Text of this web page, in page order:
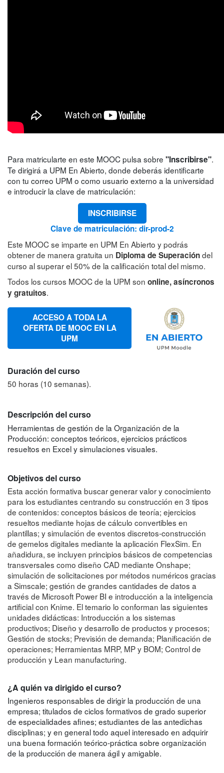
Para matricularte en este MOOC pulsa sobre "Inscribirse".
Te dirigirá a UPM En Abierto, donde deberás identificarte
con tu correo UPM o como usuario externo a la universidad
e introducir la clave de matriculación:
INSCRIBIRSE
Clave de matriculación: dir-prod-2
Este MOOC se imparte en UPM En Abierto y podrás
obtener de manera gratuita un Diploma de Superacióndel
curso al superar el 50% de la calificación total del mismo.
Todos los cursos MOOC de la UPM son online, asíncronos
y gratuitos.
ACCESO A TODA LA
OFERTA DE MOOC EN LA
UPM
Duración del curso
50 horas (10 semanas).
Descripción del curso
Herramientas de gestión de la Organización de la
Producción: conceptos teóricos, ejercicios prácticos
resueltos en Excel y simulaciones visuales.
Objetivos del curso
Esta acción formativa buscar generar valor y conocimiento
para los estudiantes centrando su construcción en 3 tipos
de contenidos: conceptos básicos de teoría; ejercicios
resueltos mediante hojas de cálculo convertibles en
plantillas; y simulación de eventos discretos-construcción
de gemelos digitales mediante la aplicación FlexSim. En
añadidura, se incluyen principios básicos de competencias
transversales como diseño CAD mediante Onshape;
simulación de solicitaciones por métodos numéricos gracias
a Simscale; gestión de grandes cantidades de datos a
través de Microsoft Power BI e introducción a la inteligencia
artificial con Knime. El temario lo conforman las siguientes
unidades didácticas: Introducción a los sistemas
productivos; Diseño y desarrollo de productos y procesos;
Gestión de stocks; Previsión de demanda; Planificación de
operaciones; Herramientas MRP, MP y BOM; Control de
producción y Lean manufacturing.
¿A quién va dirigido el curso?
Ingenieros responsables de dirigir la producción de una
empresa; titulados de ciclos formativos de grado superior
de especialidades afines; estudiantes de las antedichas
disciplinas; y en general todo aquel interesado en adquirir
una buena formación teórico-práctica sobre organización
de la producción de manera ágil y amigable.